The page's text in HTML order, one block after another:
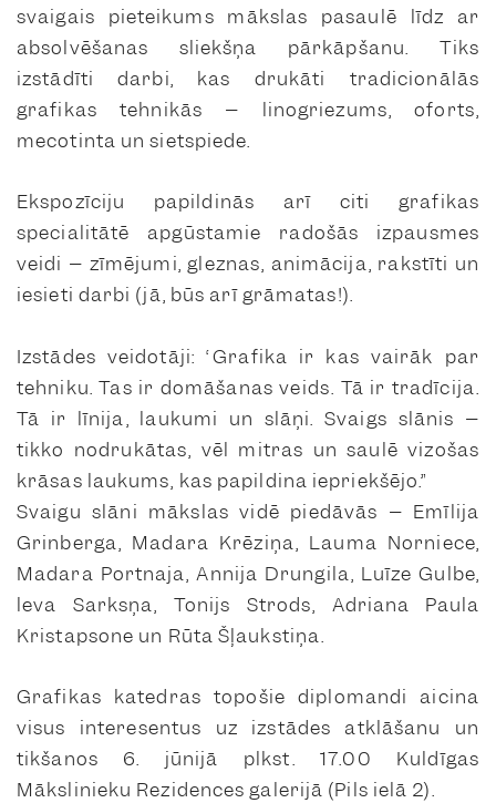
svaigais pieteikums mākslas pasaulē līdz ar
absolvēšanas sliekšņa pārkāpšanu. Tiks
izstādīti darbi, kas drukāti tradicionālās
grafikas tehnikās – linogriezums, oforts,
mecotinta un sietspiede.
Ekspozīciju papildinās arī citi grafikas
specialitātē apgūstamie radošās izpausmes
veidi – zīmējumi, gleznas, animācija, rakstīti un
iesieti darbi (jā, būs arī grāmatas!).
Izstādes veidotāji: “Grafika ir kas vairāk par
tehniku. Tas ir domāšanas veids. Tā ir tradīcija.
Tā ir līnija, laukumi un slāņi. Svaigs slānis –
tikko nodrukātas, vēl mitras un saulē vizošas
krāsas laukums, kas papildina iepriekšējo.”
Svaigu slāni mākslas vidē piedāvās – Emīlija
Grinberga, Madara Krēziņa, Lauma Norniece,
Madara Portnaja, Annija Drungila, Luīze Gulbe,
leva Sarksņa, Tonijs Strods, Adriana Paula
Kristapsone un Rūta Šļaukstiņa.
Grafikas katedras topošie diplomandi aicina
visus interesentus uz izstādes atklāšanu un
tikšanos 6. jūnijā plkst. 17.00 Kuldīgas
Mākslinieku Rezidences galerijā (Pils ielā 2).